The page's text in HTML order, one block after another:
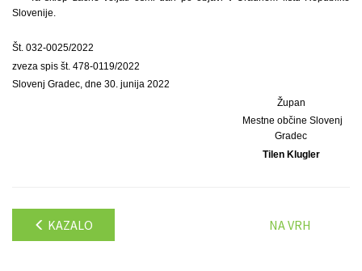
Slovenije.
Št. 032-0025/2022
zveza spis št. 478-0119/2022
Slovenj Gradec, dne 30. junija 2022
Župan
Mestne občine Slovenj
Gradec
Tilen Klugler
KAZALO NA VRH